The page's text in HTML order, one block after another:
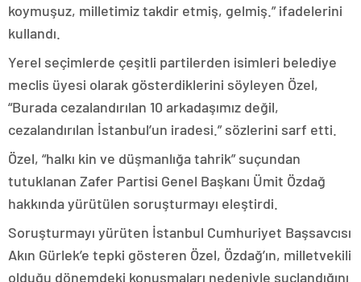
koymuşuz, milletimiz takdir etmiş, gelmiş.” ifadelerini
kullandı.
Yerel seçimlerde çeşitli partilerden isimleri belediye
meclis üyesi olarak gösterdiklerini söyleyen Özel,
“Burada cezalandırılan 10 arkadaşımız değil,
cezalandırılan İstanbul’un iradesi.” sözlerini sarf etti.
Özel, “halkı kin ve düşmanlığa tahrik” suçundan
tutuklanan Zafer Partisi Genel Başkanı Ümit Özdağ
hakkında yürütülen soruşturmayı eleştirdi.
Soruşturmayı yürüten İstanbul Cumhuriyet Başsavcısı
Akın Gürlek’e tepki gösteren Özel, Özdağ’ın, milletvekili
olduğu dönemdeki konuşmaları nedeniyle suçlandığını